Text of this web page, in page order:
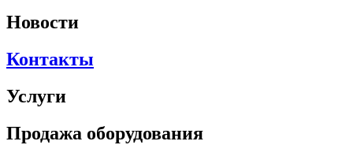
Новости
Контакты
Услуги
Продажа оборудования